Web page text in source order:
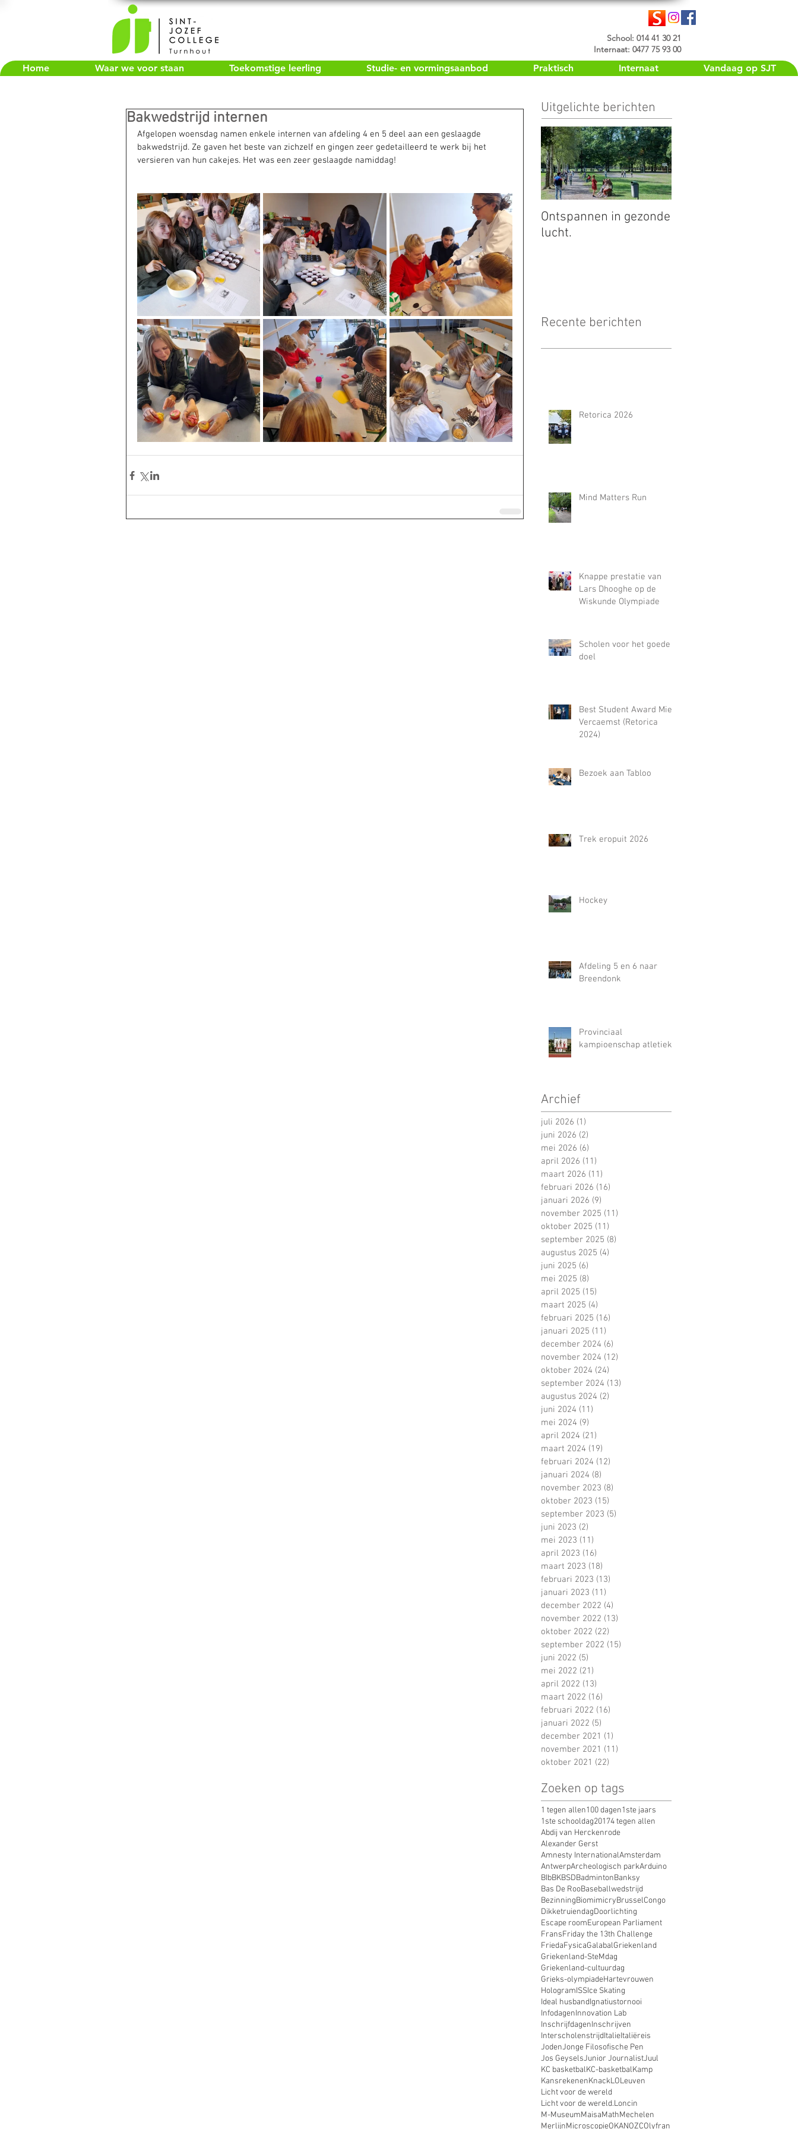
School: 014 41 30 21
Internaat: 0477 75 93 00
Home Waar we voor staan Toekomstige leerling Studie- en vormingsaanbod Praktisch Internaat Vandaag op SJT
Bakwedstrijd internen
Afgelopen woensdag namen enkele internen van afdeling 4 en 5 deel aan een geslaagde
bakwedstrijd. Ze gaven het beste van zichzelf en gingen zeer gedetailleerd te werk bij het
versieren van hun cakejes. Het was een zeer geslaagde namiddag!
Uitgelichte berichten
Ontspannen in gezonde
lucht.
Recente berichten
Retorica 2026
Mind Matters Run
Knappe prestatie van
Lars Dhooghe op de
Wiskunde Olympiade
Scholen voor het goede
doel
Best Student Award Miel
Vercaemst (Retorica
2024)
Bezoek aan Tabloo
Trek eropuit 2026
Hockey
Afdeling 5 en 6 naar
Breendonk
Provinciaal
kampioenschap atletiek
Archief
juli 2026 (1)
juni 2026 (2)
mei 2026 (6)
april 2026 (11)
maart 2026 (11)
februari 2026 (16)
januari 2026 (9)
november 2025 (11)
oktober 2025 (11)
september 2025 (8)
augustus 2025 (4)
juni 2025 (6)
mei 2025 (8)
april 2025 (15)
maart 2025 (4)
februari 2025 (16)
januari 2025 (11)
december 2024 (6)
november 2024 (12)
oktober 2024 (24)
september 2024 (13)
augustus 2024 (2)
juni 2024 (11)
mei 2024 (9)
april 2024 (21)
maart 2024 (19)
februari 2024 (12)
januari 2024 (8)
november 2023 (8)
oktober 2023 (15)
september 2023 (5)
juni 2023 (2)
mei 2023 (11)
april 2023 (16)
maart 2023 (18)
februari 2023 (13)
januari 2023 (11)
december 2022 (4)
november 2022 (13)
oktober 2022 (22)
september 2022 (15)
juni 2022 (5)
mei 2022 (21)
april 2022 (13)
maart 2022 (16)
februari 2022 (16)
januari 2022 (5)
december 2021 (1)
november 2021 (11)
oktober 2021 (22)
Zoeken op tags
1 tegen allen100 dagen1ste jaars
1ste schooldag20174 tegen allen
Abdij van Herckenrode
Alexander Gerst
Amnesty InternationalAmsterdam
AntwerpArcheologisch parkArduino
BIbBKBSDBadmintonBanksy
Bas De RooBaseballwedstrijd
BezinningBiomimicryBrusselCongo
DikketruiendagDoorlichting
Escape roomEuropean Parliament
FransFriday the 13th Challenge
FriedaFysicaGalabalGriekenland
Griekenland-SteMdag
Griekenland-cultuurdag
Grieks-olympiadeHartevrouwen
HologramISSIce Skating
Ideal husbandIgnatiustornooi
InfodagenInnovation Lab
InschrijfdagenInschrijven
InterscholenstrijdItalieItaliëreis
JodenJonge Filosofische Pen
Jos GeyselsJunior JournalistJuul
KC basketbalKC-basketbalKamp
KansrekenenKnackLOLeuven
Licht voor de wereld
Licht voor de wereld.Loncin
M-MuseumMaisaMathMechelen
MerlijnMicroscopieOKANOZCOlyfran